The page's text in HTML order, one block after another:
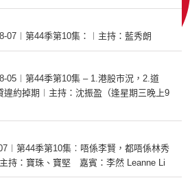
07︱第44季第10集：︱主持：藍秀朗
05︱第44季第10集 – 1.港股市況，2.道
約掉期︱主持：沈振盈（逢星期三晚上9
第44季第10集︰唔係李賢，都唔係林秀
持：寶珠、寶堅 嘉賓：李然 Leanne Li